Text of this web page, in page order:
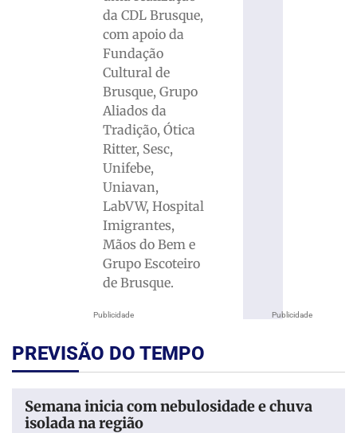
Publicidade
da CDL Brusque,
com apoio da
Fundação
Cultural de
Brusque, Grupo
Aliados da
Tradição, Ótica
Ritter, Sesc,
Unifebe,
Uniavan,
LabVW, Hospital
Imigrantes,
Mãos do Bem e
Grupo Escoteiro
de Brusque.
Publicidade
PREVISÃO DO TEMPO
Semana inicia com nebulosidade e chuva
isolada na região